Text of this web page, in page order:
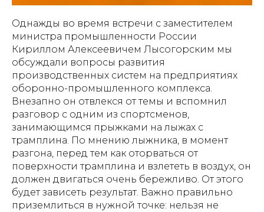
Однажды во время встречи с заместителем
министра промышленности России
Кириллом Алексеевичем Лысогорским мы
обсуждали вопросы развития
производственных систем на предприятиях
оборонно-промышленного комплекса.
Внезапно он отвлекся от темы и вспомнил
разговор с одним из спортсменов,
занимающимся прыжками на лыжах с
трамплина. По мнению лыжника, в момент
разгона, перед тем как оторваться от
поверхности трамплина и взлететь в воздух, он
должен двигаться очень бережливо. От этого
будет зависеть результат. Важно правильно
приземлиться в нужной точке: нельзя не